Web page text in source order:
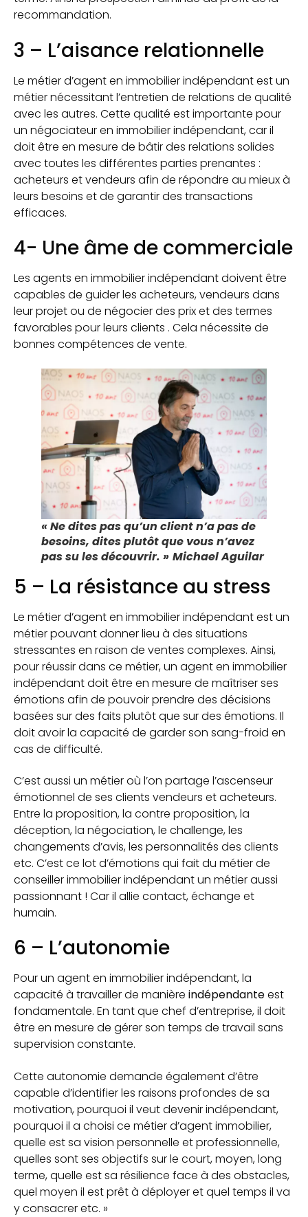
recommandation.
3 – L’aisance relationnelle
Le métier d’agent en immobilier indépendant est un
métier nécessitant l’entretien de relations de qualité
avec les autres. Cette qualité est importante pour
un négociateur en immobilier indépendant, car il
doit être en mesure de bâtir des relations solides
avec toutes les différentes parties prenantes :
acheteurs et vendeurs afin de répondre au mieux à
leurs besoins et de garantir des transactions
efficaces.
4- Une âme de commerciale
Les agents en immobilier indépendant doivent être
capables de guider les acheteurs, vendeurs dans
leur projet ou de négocier des prix et des termes
favorables pour leurs clients . Cela nécessite de
bonnes compétences de vente.
« Ne dites pas qu’un client n’a pas de
besoins, dites plutôt que vous n’avez
pas su les découvrir. » Michael Aguilar
5 – La résistance au stress
Le métier d’agent en immobilier indépendant est un
métier pouvant donner lieu à des situations
stressantes en raison de ventes complexes. Ainsi,
pour réussir dans ce métier, un agent en immobilier
indépendant doit être en mesure de maîtriser ses
émotions afin de pouvoir prendre des décisions
basées sur des faits plutôt que sur des émotions. Il
doit avoir la capacité de garder son sang-froid en
cas de difficulté.
C’est aussi un métier où l’on partage l’ascenseur
émotionnel de ses clients vendeurs et acheteurs.
Entre la proposition, la contre proposition, la
déception, la négociation, le challenge, les
changements d’avis, les personnalités des clients
etc. C’est ce lot d’émotions qui fait du métier de
conseiller immobilier indépendant un métier aussi
passionnant ! Car il allie contact, échange et
humain.
6 – L’autonomie
Pour un agent en immobilier indépendant, la
capacité à travailler de manière indépendanteest
fondamentale. En tant que chef d’entreprise, il doit
être en mesure de gérer son temps de travail sans
supervision constante.
Cette autonomie demande également d’être
capable d’identifier les raisons profondes de sa
motivation, pourquoi il veut devenir indépendant,
pourquoi il a choisi ce métier d’agent immobilier,
quelle est sa vision personnelle et professionnelle,
quelles sont ses objectifs sur le court, moyen, long
terme, quelle est sa résilience face à des obstacles,
quel moyen il est prêt à déployer et quel temps il va
y consacrer etc. »